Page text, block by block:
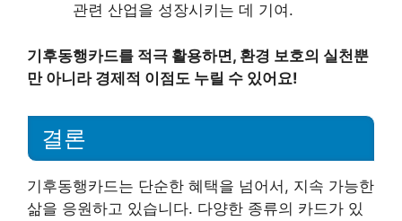
관련 산업을 성장시키는 데 기여.
기후동행카드를 적극 활용하면, 환경 보호의 실천뿐
만 아니라 경제적 이점도 누릴 수 있어요!
결론
기후동행카드는 단순한 혜택을 넘어서, 지속 가능한
삶을 응원하고 있습니다. 다양한 종류의 카드가 있